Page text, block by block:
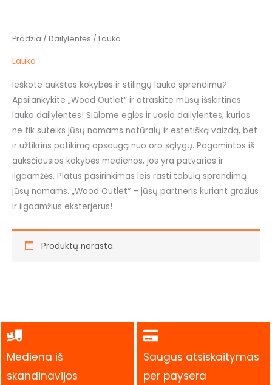
Pradžia / Dailylentės / Lauko
Lauko
Ieškote aukštos kokybės ir stilingų lauko sprendimų?
Apsilankykite „Wood Outlet“ ir atraskite mūsų išskirtines
lauko dailylentes! Siūlome eglės ir uosio dailylentes, kurios
ne tik suteiks jūsų namams natūralų ir estetišką vaizdą, bet
ir užtikrins patikimą apsaugą nuo oro sąlygų. Pagamintos iš
aukščiausios kokybės medienos, jos yra patvarios ir
ilgaamžės. Platus pasirinkimas leis rasti tobulą sprendimą
jūsų namams. „Wood Outlet“ – jūsų partneris kuriant gražius
ir ilgaamžius eksterjerus!
Produktų nerasta.
Mediena iš
skandinavijos
Saugus atsiskaitymas
per paysera